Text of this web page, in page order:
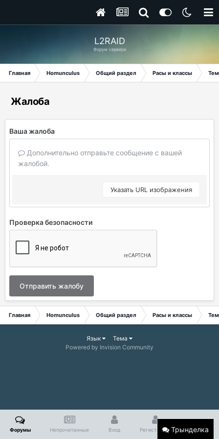
L2RAID
Форум сервера
Главная Homunculus Общий раздел Расы и классы
Жалоба
Ваша жалоба
Дополнительно отправьте сообщение с вашей
жалобой.
Указать URL изображения
Проверка безопасности
Отправить жалобу
Главная Homunculus Общий раздел Расы и классы
Трынделка
Язык
Тема
Powered by Invision Community
Форумы Непрочитанные Вход Регистрация Больше